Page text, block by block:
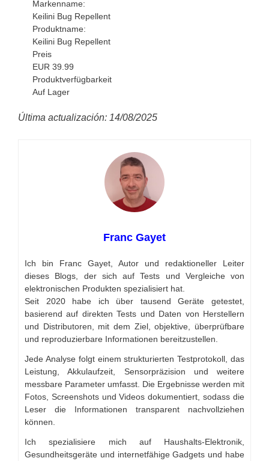
Markenname:
Keilini Bug Repellent
Produktname:
Keilini Bug Repellent
Preis
EUR 39.99
Produktverfügbarkeit
Auf Lager
Última actualización: 14/08/2025
Franc Gayet
Ich bin Franc Gayet, Autor und redaktioneller Leiter
dieses Blogs, der sich auf Tests und Vergleiche von
elektronischen Produkten spezialisiert hat.
Seit 2020 habe ich über tausend Geräte getestet,
basierend auf direkten Tests und Daten von Herstellern
und Distributoren, mit dem Ziel, objektive, überprüfbare
und reproduzierbare Informationen bereitzustellen.
Jede Analyse folgt einem strukturierten Testprotokoll, das
Leistung, Akkulaufzeit, Sensorpräzision und weitere
messbare Parameter umfasst. Die Ergebnisse werden mit
Fotos, Screenshots und Videos dokumentiert, sodass die
Leser die Informationen transparent nachvollziehen
können.
Ich spezialisiere mich auf Haushalts-Elektronik,
Gesundheitsgeräte und internetfähige Gadgets und habe